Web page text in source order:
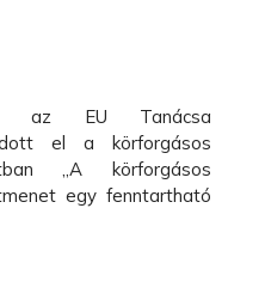
az EU Tanácsa
el a körforgásos
„A körforgásos
egy fenntartható